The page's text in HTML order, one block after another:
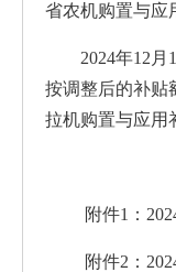
省农机购置与应
2024年12
按调整后的补贴
拉机购置与应用
附件1：
附件2：